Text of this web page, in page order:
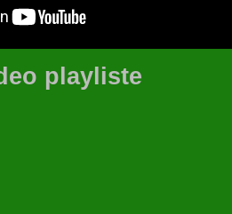
playliste